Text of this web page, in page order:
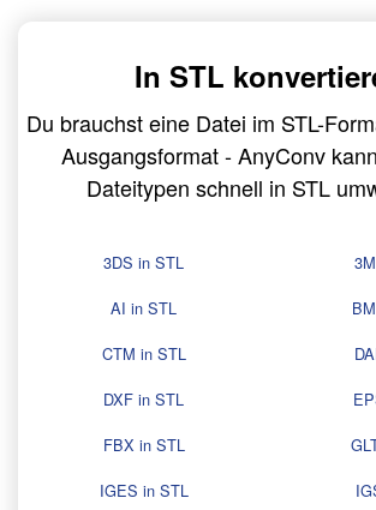
In STL
Du brauchst eine Datei im STL-
Ausgangsformat - AnyConv
Dateitypen schnell in STL
3DS in STL
AI in STL
CTM in STL
DXF in STL
FBX in STL
IGES in STL